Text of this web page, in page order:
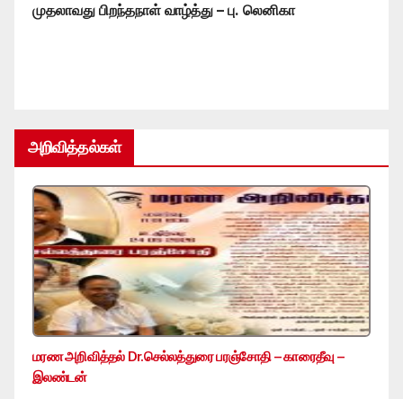
முதலாவது பிறந்தநாள் வாழ்த்து – பு. லெனிகா
அறிவித்தல்கள்
மரண அறிவித்தல் Dr.செல்லத்துரை பரஞ்சோதி – காரைதீவு –
இலண்டன்